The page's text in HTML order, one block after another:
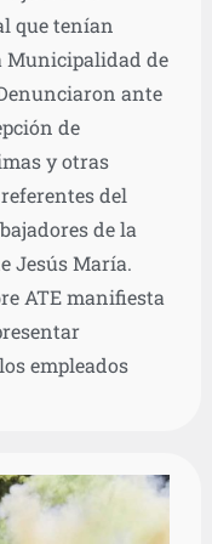
que tenían
Municipalidad de
ante
de
y otras
del
de la
Jesús María.
ATE manifiesta
empleados